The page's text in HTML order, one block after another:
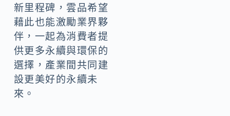
新里程碑，雲品希望
藉此也能激勵業界夥
伴，一起為消費者提
供更多永續與環保的
選擇，產業間共同建
設更美好的永續未
來。